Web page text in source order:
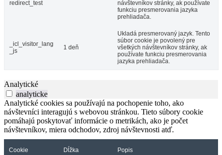
redirect_test
návštevníkov stránky, ak používate
funkciu presmerovania jazyka
prehliadača.
_icl_visitor_lang
_js
1 deň
Ukladá presmerovaný jazyk. Tento
súbor cookie je povolený pre
všetkých návštevníkov stránky, ak
používate funkciu presmerovania
jazyka prehliadača.
Analytické
analyticke
Analytické cookies sa používajú na pochopenie toho, ako
návštevníci interagujú s webovou stránkou. Tieto súbory cookie
pomáhajú poskytovať informácie o metrikách, ako je počet
návštevníkov, miera odchodov, zdroj návštevnosti atď.
Cookie Dĺžka Popis